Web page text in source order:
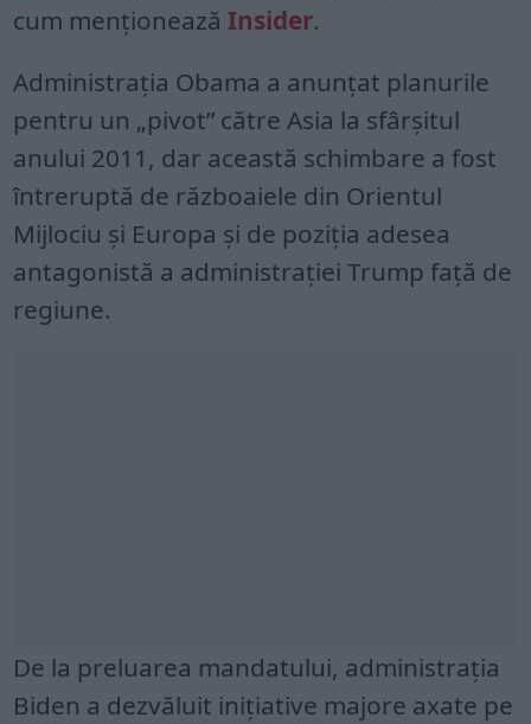
cum menționează Insider.
Administrația Obama a anunțat planurile
pentru un „pivot” către Asia la sfârșitul
anului 2011, dar această schimbare a fost
întreruptă de războaiele din Orientul
Mijlociu și Europa și de poziția adesea
antagonistă a administrației Trump față de
regiune.
De la preluarea mandatului, administrația
Biden a dezvăluit inițiative majore axate pe